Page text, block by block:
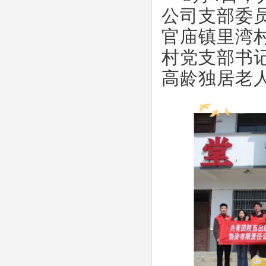
公司支部委
官庙镇里湾
村党支部书
高龄独居老